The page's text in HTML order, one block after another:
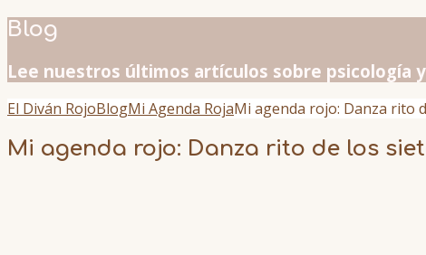
Blog
Lee nuestros últimos artículos sobre psicología
El Diván RojoBlogMi Agenda RojaMi agenda rojo: Danza rito
Mi agenda rojo: Danza rito de los